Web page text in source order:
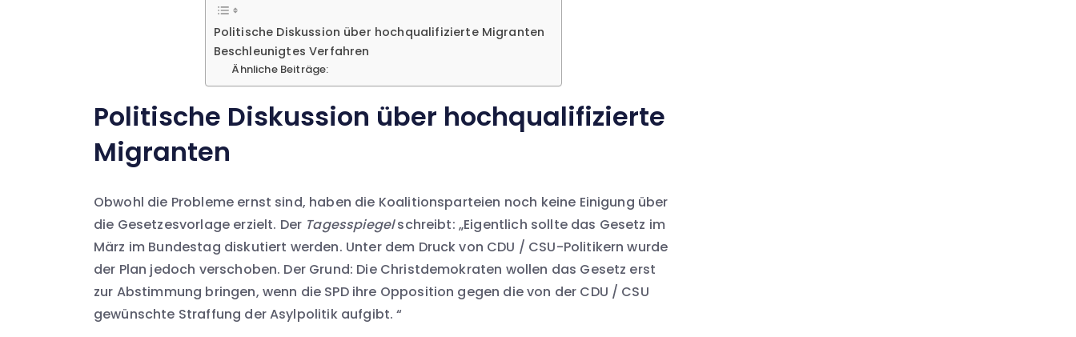
Politische Diskussion über hochqualifizierte Migranten
Beschleunigtes Verfahren
Ähnliche Beiträge:
Politische Diskussion über hochqualifizierte
Migranten
Obwohl die Probleme ernst sind, haben die Koalitionsparteien noch keine Einigung über
die Gesetzesvorlage erzielt. Der Tagesspiegelschreibt: „Eigentlich sollte das Gesetz im
März im Bundestag diskutiert werden. Unter dem Druck von CDU / CSU-Politikern wurde
der Plan jedoch verschoben. Der Grund: Die Christdemokraten wollen das Gesetz erst
zur Abstimmung bringen, wenn die SPD ihre Opposition gegen die von der CDU / CSU
gewünschte Straffung der Asylpolitik aufgibt. “